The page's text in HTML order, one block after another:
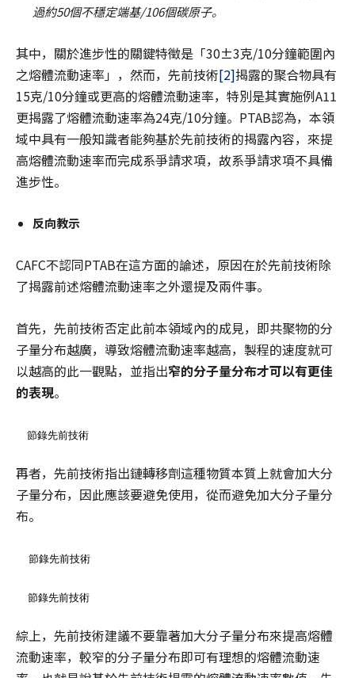
過約50個不穩定端基/106個碳原子。
其中，關於進步性的關鍵特徵是「30±3克/10分鐘範圍內
之熔體流動速率」，然而，先前技術[2]揭露的聚合物具有
15克/10分鐘或更高的熔體流動速率，特別是其實施例A11
更揭露了熔體流動速率為24克/10分鐘。PTAB認為，本領
域中具有一般知識者能夠基於先前技術的揭露內容，來提
高熔體流動速率而完成系爭請求項，故系爭請求項不具備
進步性。
反向教示
CAFC不認同PTAB在這方面的論述，原因在於先前技術除
了揭露前述熔體流動速率之外還提及兩件事。
首先，先前技術否定此前本領域內的成見，即共聚物的分
子量分布越廣，導致熔體流動速率越高，製程的速度就可
以越高的此一觀點，並指出窄的分子量分布才可以有更佳
的表現。
節錄先前技術
再者，先前技術指出鏈轉移劑這種物質本質上就會加大分
子量分布，因此應該要避免使用，從而避免加大分子量分
布。
節錄先前技術
節錄先前技術
綜上，先前技術建議不要靠著加大分子量分布來提高熔體
流動速率，較窄的分子量分布即可有理想的熔體流動速